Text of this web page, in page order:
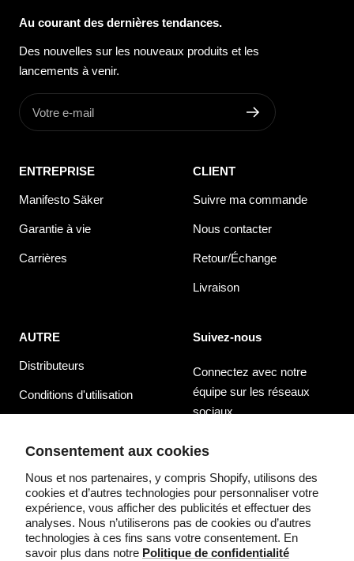
Consentement aux cookies
Nous et nos partenaires, y compris Shopify, utilisons des
cookies et d’autres technologies pour personnaliser votre
expérience, vous afficher des publicités et effectuer des
analyses. Nous n’utiliserons pas de cookies ou d’autres
technologies à ces fins sans votre consentement. En
savoir plus dans notre Politique de confidentialité
Au courant des dernières tendances.
Des nouvelles sur les nouveaux produits et les
lancements à venir.
Votre e-mail
ENTREPRISE
Manifesto Säker
Garantie à vie
Carrières
CLIENT
Suivre ma commande
Nous contacter
Retour/Échange
Livraison
AUTRE
Distributeurs
Conditions d'utilisation
Suivez-nous
Connectez avec notre
équipe sur les réseaux
sociaux
Pays/région
États-Unis (USD $) Langue
Français